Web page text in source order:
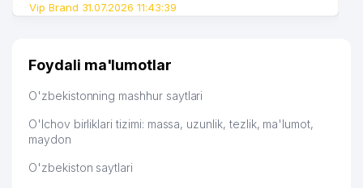
Vip Brand 31.07.2026 11:43:39
Foydali ma'lumotlar
O'zbekistonning mashhur saytlari
O'lchov birliklari tizimi: massa, uzunlik, tezlik, ma'lumot,
maydon
O'zbekiston saytlari